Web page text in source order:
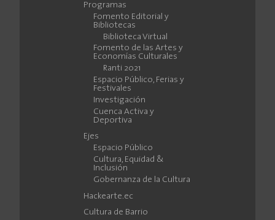
Programas
Fomento Editorial y
Bibliotecas
Biblioteca Virtual
Fomento de las Artes y
Economías Culturales
Ranti 2021
Espacio Público, Ferias y
Festivales
Investigación
Cuenca Activa y
Deportiva
Ejes
Espacio Público
Cultura, Equidad &
Inclusión
Gobernanza de la Cultura
Hackearte.ec
Cultura de Barrio